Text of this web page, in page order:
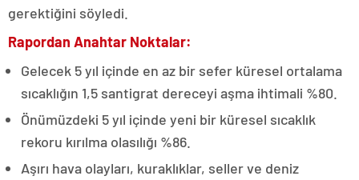
gerektiğini söyledi.
Rapordan Anahtar Noktalar:
Gelecek 5 yıl içinde en az bir sefer küresel ortalama
sıcaklığın 1,5 santigrat dereceyi aşma ihtimali %80.
Önümüzdeki 5 yıl içinde yeni bir küresel sıcaklık
rekoru kırılma olasılığı %86.
Aşırı hava olayları, kuraklıklar, seller ve deniz